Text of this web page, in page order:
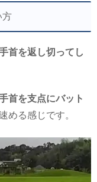
方
首を返し切ってし
首を支点にバット
める感じです。